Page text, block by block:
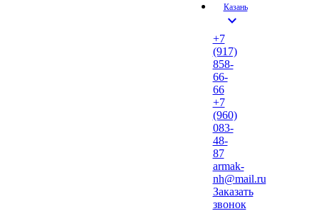
Казань
expand_more
+7
(917)
858-
66-
66
+7
(960)
083-
48-
87
armak-
nh@mail.ru
Заказать
звонок